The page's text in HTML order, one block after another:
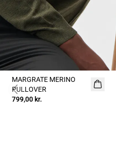
MARGRATE MERINO
PULLOVER
799,00 kr.
Previous slide